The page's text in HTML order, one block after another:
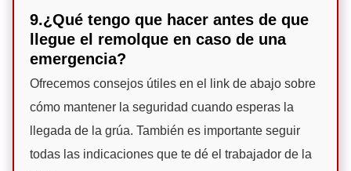
9.¿Qué tengo que hacer antes de que
llegue el remolque en caso de una
emergencia?
Ofrecemos consejos útiles en el link de abajo sobre
cómo mantener la seguridad cuando esperas la
llegada de la grúa. También es importante seguir
todas las indicaciones que te dé el trabajador de la